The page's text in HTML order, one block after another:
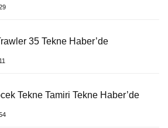
35 Tekne Haber’de
Tekne Tamiri Tekne Haber’de